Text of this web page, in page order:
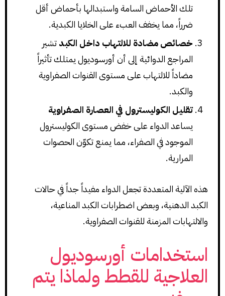
تلك الأحماض السامة واستبدالها بأحماض أقل
ضرراً، مما يخفف العبء على الخلايا الكبدية.
خصائص مضادة للالتهاب داخل الكبدتشير
المراجع الدوائية إلى أن أورسوديول يمتلك تأثيراً
مضاداً للالتهاب على مستوى القنوات الصفراوية
والكبد.
تقليل الكوليسترول في العصارة الصفراوية
يساعد الدواء على خفض مستوى الكوليسترول
الموجود في الصفراء، مما يمنع تكوّن الحصوات
المرارية.
هذه الآلية المتعددة تجعل الدواء مفيداً جداً في حالات
الكبد الدهنية، وبعض اضطرابات الكبد المناعية،
والالتهابات المزمنة للقنوات الصفراوية.
استخدامات أورسوديول
العلاجية للقطط ولماذا يتم